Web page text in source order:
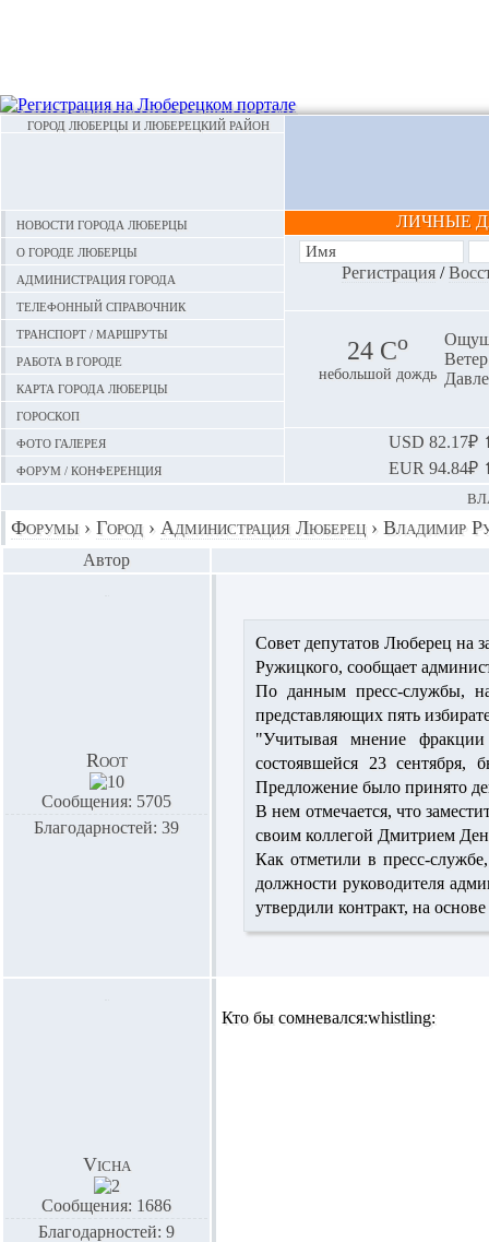
ГОРОД ЛЮБЕРЦЫ И ЛЮБЕРЕЦКИЙ РАЙОН
Новости города Люберцы
О городе Люберцы
Администрация города
Телефонный справочник
Транспорт / маршруты
Работа в городе
Карта города Люберцы
Гороскоп
Фото галерея
Форум / конференция
ЛИЧНЫЕ
Регистрация/
24 Сo
небольшой дождь
USD 82.17₽
EUR 94.84₽
Форумы › Город › Администрация Люберец› Владимир
Автор
Root
Сообщения: 5705
Благодарностей: 39
Совет депутатов Люберец на
Ружицкого, сообщает
По данным пресс-службы, на
представляющих пять
"Учитывая мнение
состоявшейся 23 сентября,
Предложение было принято
В нем отмечается, что
своим коллегой Дмитрием
Как отметили в пресс-
должности руководителя
утвердили контракт, на
Vicha
Сообщения: 1686
Благодарностей: 9
Кто бы сомневался:whistling: